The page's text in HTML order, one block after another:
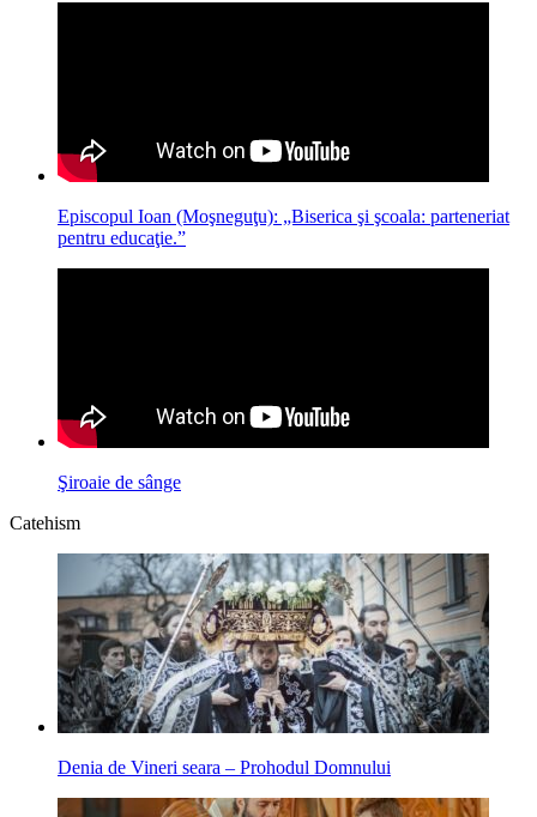
Episcopul Ioan (Moşneguţu): „Biserica şi şcoala: parteneriat
pentru educaţie.”
Şiroaie de sânge
Catehism
Denia de Vineri seara – Prohodul Domnului